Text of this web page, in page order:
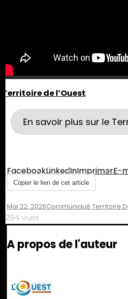
Territoire de l’Ouest
En savoir plus sur le
FacebookLinkedInImprimerE-
Copier le lien de cet article
Mai 22, 2026Communiqué Territoire
294 vues
A propos de l'auteur